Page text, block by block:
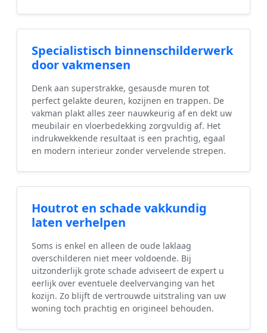
Specialistisch binnenschilderwerk
door vakmensen
Denk aan superstrakke, gesausde muren tot
perfect gelakte deuren, kozijnen en trappen. De
vakman plakt alles zeer nauwkeurig af en dekt uw
meubilair en vloerbedekking zorgvuldig af. Het
indrukwekkende resultaat is een prachtig, egaal
en modern interieur zonder vervelende strepen.
Houtrot en schade vakkundig
laten verhelpen
Soms is enkel en alleen de oude laklaag
overschilderen niet meer voldoende. Bij
uitzonderlijk grote schade adviseert de expert u
eerlijk over eventuele deelvervanging van het
kozijn. Zo blijft de vertrouwde uitstraling van uw
woning toch prachtig en origineel behouden.